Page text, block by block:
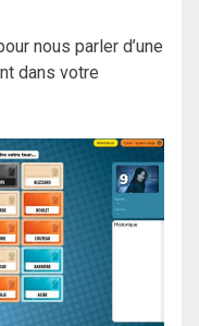
nous parler d’une
dans votre